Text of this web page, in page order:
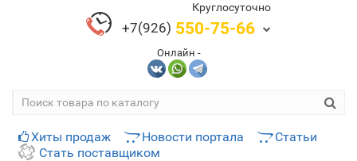
Круглосуточно
+7(926) 550-75-66
Онлайн -
Хиты продаж Новости портала
Статьи
Стать поставщиком